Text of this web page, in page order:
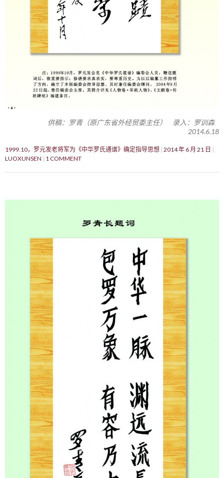
供稿：罗青（原广东省外经贸委主任） 录入：罗训森
2014.6.18
1999.10，罗元发老将军为《中华罗氏通谱》确定指导思想 2014 年 6 月 21 日
LUOXUNSEN
1 COMMENT